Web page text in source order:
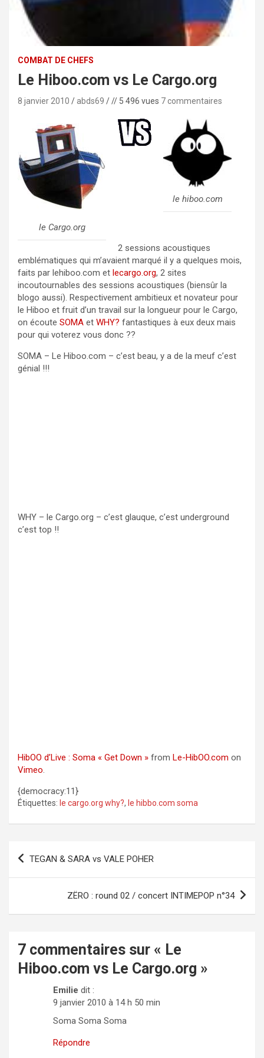
COMBAT DE CHEFS
Le Hiboo.com vs Le Cargo.org
8 janvier 2010 abds69 // 5 496 vues 7 commentaires
le Cargo.org
le hiboo.com
2 sessions acoustiques
emblématiques qui m’avaient marqué il y a quelques mois,
faits par lehiboo.com et lecargo.org, 2 sites
incoutournables des sessions acoustiques (biensûr la
blogo aussi). Respectivement ambitieux et novateur pour
le Hiboo et fruit d’un travail sur la longueur pour le Cargo,
on écoute SOMA et WHY? fantastiques à eux deux mais
pour qui voterez vous donc ??
SOMA – Le Hiboo.com – c’est beau, y a de la meuf c’est
génial !!!
WHY – le Cargo.org – c’est glauque, c’est underground
c’est top !!
HibOO d’Live : Soma « Get Down » from Le-HibOO.com on
Vimeo.
{democracy:11}
Étiquettes: le cargo.org why?, le hibbo.com soma
Navigation
TEGAN & SARA vs VALE POHER
ZËRO : round 02 / concert INTIMEPOP n°34
7 commentaires sur « Le
Hiboo.com vs Le Cargo.org »
Emilie dit :
9 janvier 2010 à 14 h 50 min
Soma Soma Soma
Répondre